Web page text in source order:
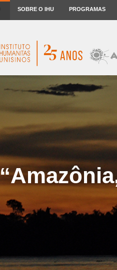
SOBRE O IHU PROGRAMAS